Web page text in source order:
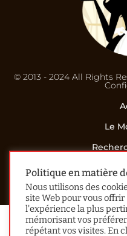
© 2013 - 2024 All Rights
Le
Politique en matière
Nous utilisons des
site Web pour vous offrir
l'expérience la plus
mémorisant vos
répétant vos visites. En